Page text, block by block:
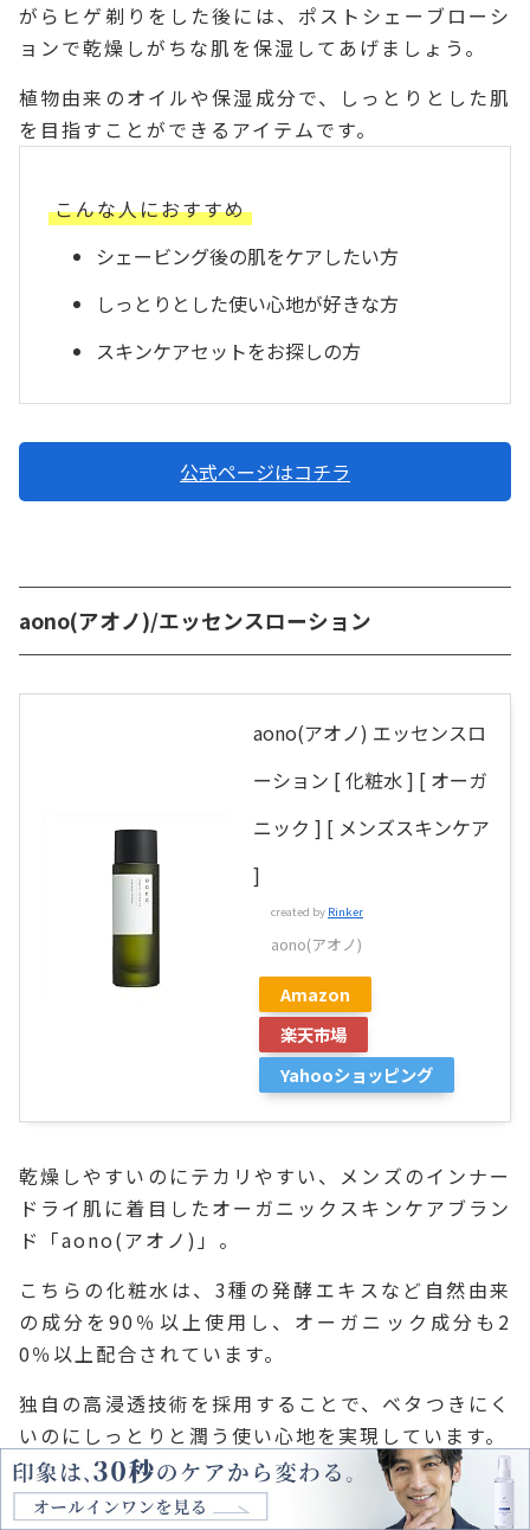
がらヒゲ剃りをした後には、ポストシェーブローシ
ョンで乾燥しがちな肌を保湿してあげましょう。
植物由来のオイルや保湿成分で、しっとりとした肌
を目指すことができるアイテムです。
こんな人におすすめ
シェービング後の肌をケアしたい方
しっとりとした使い心地が好きな方
スキンケアセットをお探しの方
公式ページはコチラ
aono(アオノ)/エッセンスローション
aono(アオノ) エッセンスロ
ーション [ 化粧水 ] [ オーガ
ニック ] [ メンズスキンケア
]
created by Rinker
aono(アオノ)
Amazon
楽天市場
Yahooショッピング
乾燥しやすいのにテカリやすい、メンズのインナー
ドライ肌に着目したオーガニックスキンケアブラン
ド「aono(アオノ)」。
こちらの化粧水は、3種の発酵エキスなど自然由来
の成分を90％以上使用し、オーガニック成分も2
0％以上配合されています。
独自の高浸透技術を採用することで、ベタつきにく
いのにしっとりと潤う使い心地を実現しています。
こんな人におすすめ